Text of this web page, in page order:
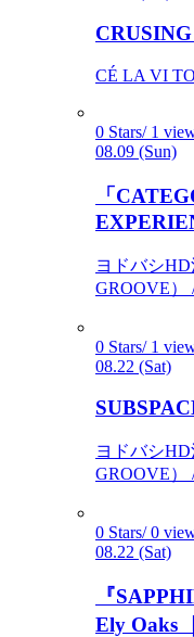
CÉ LA VI
0 Stars/ 1
08.09 (Sun)
「
ヨドバシ
GROOVE）
0 Stars/ 1
08.22 (Sat)
ヨドバシ
GROOVE）
0 Stars/ 0
08.22 (Sat)
『
Ely Oaks